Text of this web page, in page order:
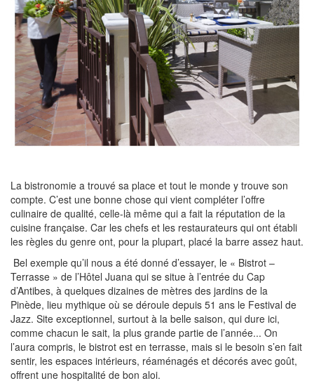
La bistronomie a trouvé sa place et tout le monde y trouve son
compte. C’est une bonne chose qui vient compléter l’offre
culinaire de qualité, celle-là même qui a fait la réputation de la
cuisine française. Car les chefs et les restaurateurs qui ont établi
les règles du genre ont, pour la plupart, placé la barre assez haut.
Bel exemple qu’il nous a été donné d’essayer, le « Bistrot –
Terrasse » de l’Hôtel Juana qui se situe à l’entrée du Cap
d’Antibes, à quelques dizaines de mètres des jardins de la
Pinède, lieu mythique où se déroule depuis 51 ans le Festival de
Jazz. Site exceptionnel, surtout à la belle saison, qui dure ici,
comme chacun le sait, la plus grande partie de l’année... On
l’aura compris, le bistrot est en terrasse, mais si le besoin s’en fait
sentir, les espaces intérieurs, réaménagés et décorés avec goût,
offrent une hospitalité de bon aloi.